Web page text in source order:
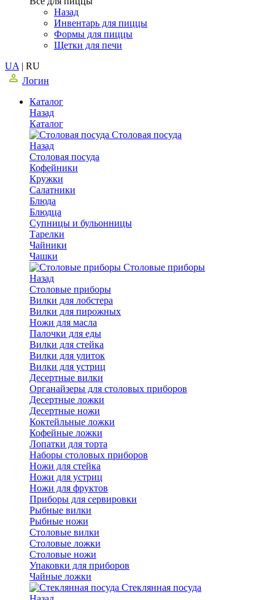
Назад
Инвентарь для пиццы
Формы для пиццы
Щетки для печи
UA | RU
Логин
Каталог
Назад
Каталог
Столовая посуда
Назад
Столовая посуда
Кофейники
Кружки
Салатники
Блюда
Блюдца
Супницы и бульонницы
Тарелки
Чайники
Чашки
Cтоловые приборы
Назад
Cтоловые приборы
Вилки для лобстера
Вилки для пирожных
Ножи для масла
Палочки для еды
Вилки для стейка
Вилки для улиток
Вилки для устриц
Десертные вилки
Органайзеры для столовых приборов
Десертные ложки
Десертные ножи
Коктейльные ложки
Кофейные ложки
Лопатки для торта
Наборы столовых приборов
Ножи для стейка
Ножи для устриц
Ножи для фруктов
Приборы для сервировки
Рыбные вилки
Рыбные ножи
Столовые вилки
Столовые ложки
Столовые ножи
Упаковки для приборов
Чайные ложки
Стеклянная посуда